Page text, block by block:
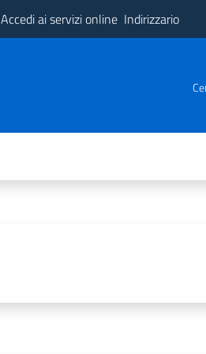
Accedi ai servizi online Indirizzario